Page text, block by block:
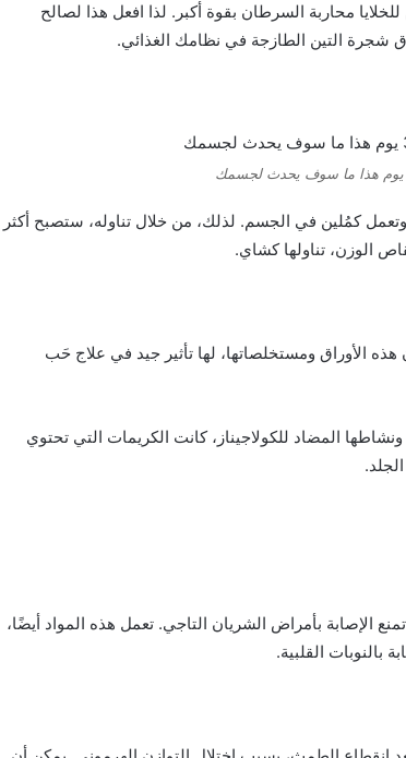
محاربة السرطان بقوة أكبر. لذا افعل هذا لصالح
شجرة التين الطازجة في نظامك الغذائي.
وتعمل كمُلين في الجسم. لذلك، من خلال تناوله، ستصبح أكثر
الوزن، تناولها كشاي.
الأوراق ومستخلصاتها، لها تأثير جيد في علاج حَب
المضاد للكولاجيناز، كانت الكريمات التي تحتوي
وأوميجا 3 و أوميجا 6، وبالتالي تمنع الإصابة بأمراض الشريان التاجي. تعمل هذه المواد أيضًا،
بالنوبات القلبية.